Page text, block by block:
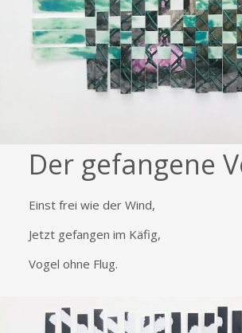
Der gefangene
Einst frei wie der Wind,
Jetzt gefangen im Käfig,
Vogel ohne Flug.